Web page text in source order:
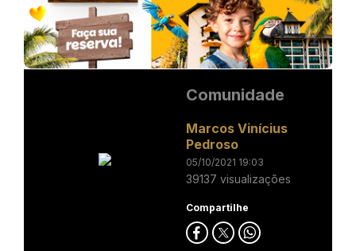
Comunidade
Marcos Vinícius
Pedroso
05/10/2021 19:03
39137 visualizações
Compartilhe